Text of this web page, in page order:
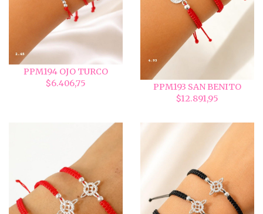
PPM194 OJO TURCO
$6.406,75
PPM193 SAN BENITO
$12.891,95